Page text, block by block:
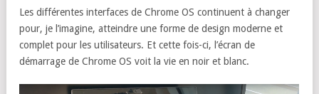
Les différentes interfaces de Chrome OS continuent à changer
pour, je l’imagine, atteindre une forme de design moderne et
complet pour les utilisateurs. Et cette fois-ci, l’écran de
démarrage de Chrome OS voit la vie en noir et blanc.